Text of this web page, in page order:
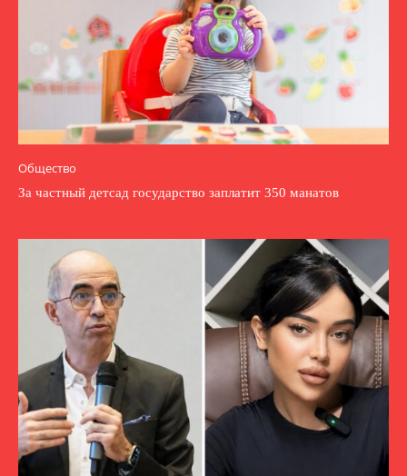
Общество
За частный детсад государство заплатит 350 манатов